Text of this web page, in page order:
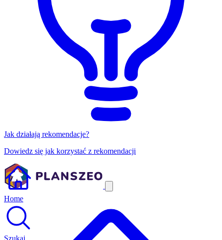
Jak działają rekomendacje?
Dowiedz się jak korzystać z rekomendacji
Home
Szukaj